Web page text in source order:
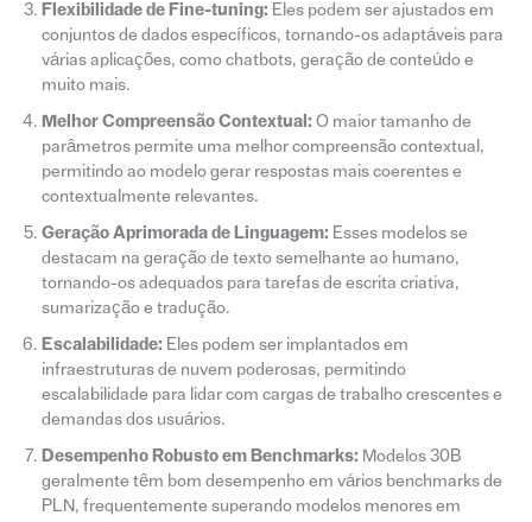
Flexibilidade de Fine-tuning: Eles podem ser ajustados em
conjuntos de dados específicos, tornando-os adaptáveis para
várias aplicações, como chatbots, geração de conteúdo e
muito mais.
Melhor Compreensão Contextual: O maior tamanho de
parâmetros permite uma melhor compreensão contextual,
permitindo ao modelo gerar respostas mais coerentes e
contextualmente relevantes.
Geração Aprimorada de Linguagem: Esses modelos se
destacam na geração de texto semelhante ao humano,
tornando-os adequados para tarefas de escrita criativa,
sumarização e tradução.
Escalabilidade: Eles podem ser implantados em
infraestruturas de nuvem poderosas, permitindo
escalabilidade para lidar com cargas de trabalho crescentes e
demandas dos usuários.
Desempenho Robusto em Benchmarks: Modelos 30B
geralmente têm bom desempenho em vários benchmarks de
PLN, frequentemente superando modelos menores em